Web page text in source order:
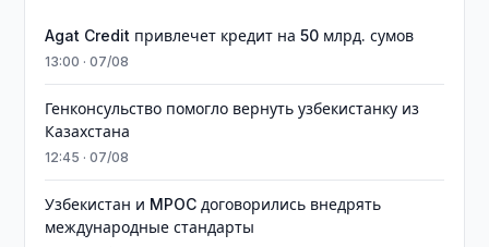
Agat Credit привлечет кредит на 50 млрд. сумов
13:00 · 07/08
Генконсульство помогло вернуть узбекистанку из
Казахстана
12:45 · 07/08
Узбекистан и MPOC договорились внедрять
международные стандарты